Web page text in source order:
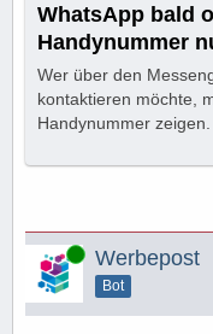
WhatsApp bald
Handynummer
Wer über den
kontaktieren möchte,
Handynummer
Online Werbepost
Bot